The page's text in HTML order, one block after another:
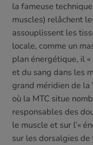
la fameuse
muscles) relâchent
assouplissent les
locale, comme un
plan énergétique, il
et du sang dans les
grand méridien de la
où la MTC situe
responsables des
le muscle et sur l’«
sur les dorsalgies de